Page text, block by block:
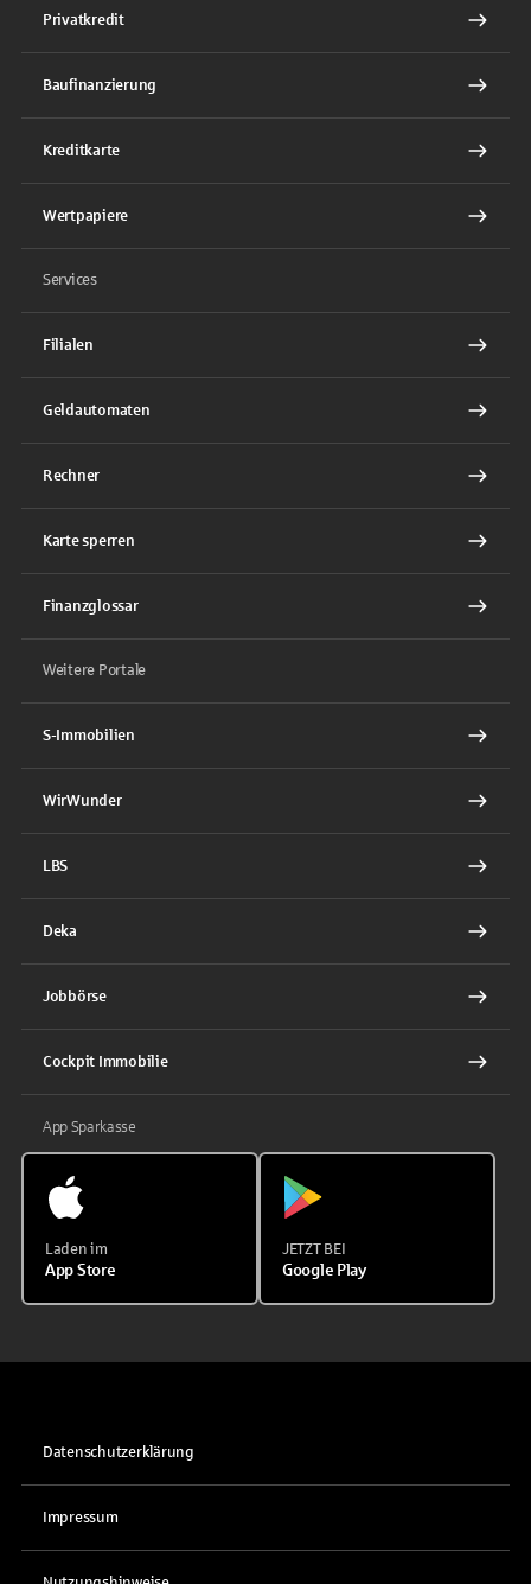
Privatkredit
Baufinanzierung
Kreditkarte
Wertpapiere
Services
Filialen
Geldautomaten
Rechner
Karte sperren
Finanzglossar
Weitere Portale
S-Immobilien
WirWunder
LBS
Deka
Jobbörse
Cockpit Immobilie
App Sparkasse
Laden im
App Store
JETZT BEI
Google Play
Datenschutzerklärung
Impressum